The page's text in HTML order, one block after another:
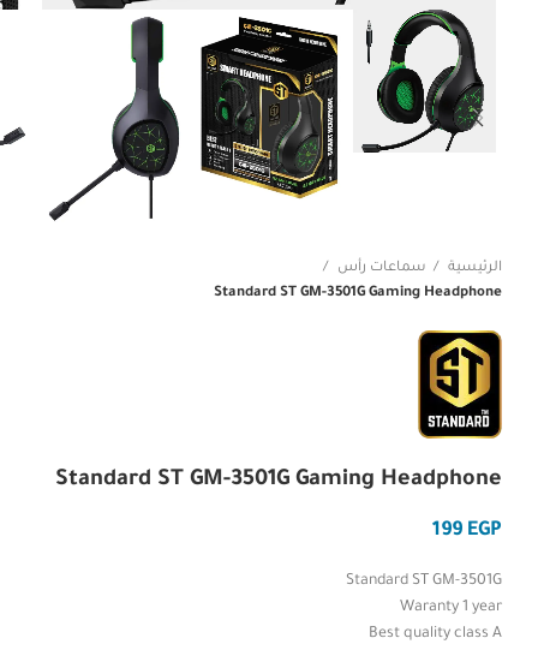
الرئيسية
سماعات رأس
Standard ST GM-3501G Gaming Headphone
Standard ST GM-3501G Gaming Headphone
EGP
Standard ST GM-3501G
Waranty 1 year
Best quality class A